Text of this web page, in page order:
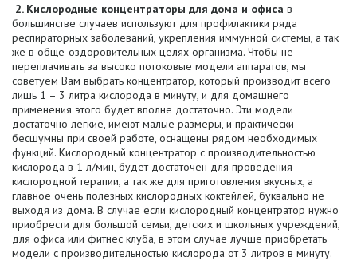
2. Кислородные концентраторы для дома и офиса в
большинстве случаев используют для профилактики ряда
респираторных заболеваний, укрепления иммунной системы, а так
же в обще-оздоровительных целях организма. Чтобы не
переплачивать за высоко потоковые модели аппаратов, мы
советуем Вам выбрать концентратор, который производит всего
лишь 1 – 3 литра кислорода в минуту, и для домашнего
применения этого будет вполне достаточно. Эти модели
достаточно легкие, имеют малые размеры, и практически
бесшумны при своей работе, оснащены рядом необходимых
функций. Кислородный концентратор с производительностью
кислорода в 1 л/мин, будет достаточен для проведения
кислородной терапии, а так же для приготовления вкусных, а
главное очень полезных кислородных коктейлей, буквально не
выходя из дома. В случае если кислородный концентратор нужно
приобрести для большой семьи, детских и школьных учреждений,
для офиса или фитнес клуба, в этом случае лучше приобретать
модели с производительностью кислорода от 3 литров в минуту.